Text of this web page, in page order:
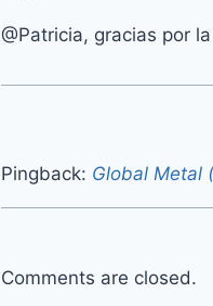
@Patricia, gracias por
Pingback: Global Metal
Comments are closed.